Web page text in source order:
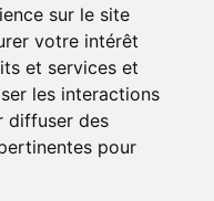
sur le site
votre intérêt
et services et
les interactions
diffuser des
pour